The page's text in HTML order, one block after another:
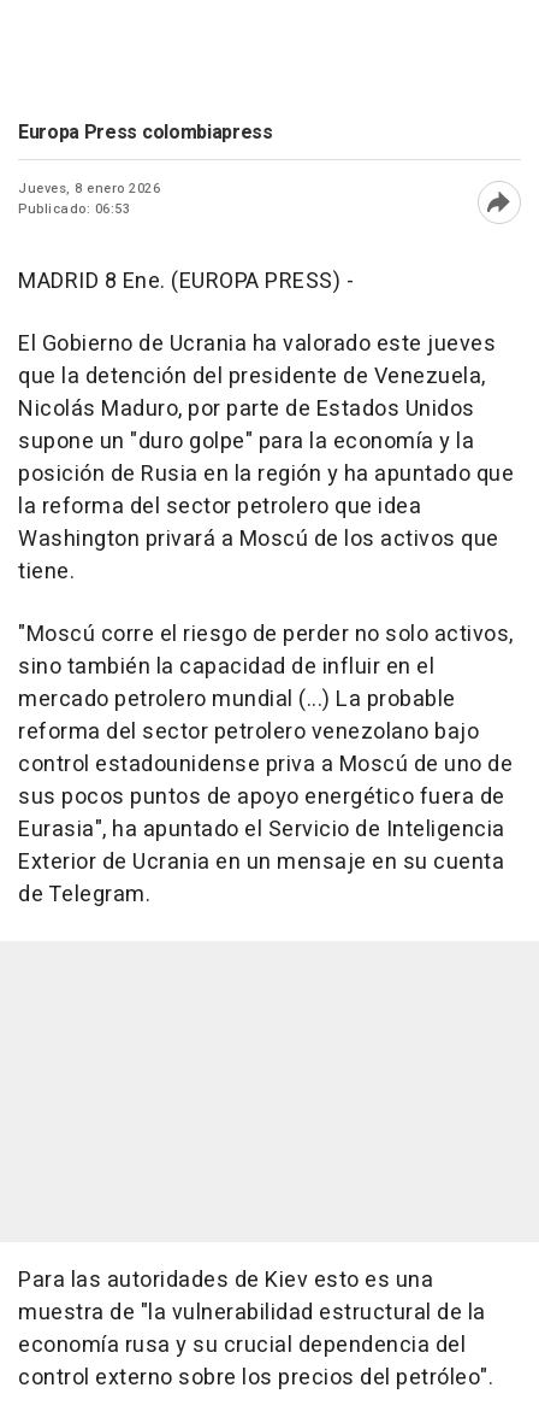
Europa Press colombiapress
Jueves, 8 enero 2026
Publicado: 06:53
MADRID 8 Ene. (EUROPA PRESS) -
El Gobierno de Ucrania ha valorado este jueves
que la detención del presidente de Venezuela,
Nicolás Maduro, por parte de Estados Unidos
supone un "duro golpe" para la economía y la
posición de Rusia en la región y ha apuntado que
la reforma del sector petrolero que idea
Washington privará a Moscú de los activos que
tiene.
"Moscú corre el riesgo de perder no solo activos,
sino también la capacidad de influir en el
mercado petrolero mundial (...) La probable
reforma del sector petrolero venezolano bajo
control estadounidense priva a Moscú de uno de
sus pocos puntos de apoyo energético fuera de
Eurasia", ha apuntado el Servicio de Inteligencia
Exterior de Ucrania en un mensaje en su cuenta
de Telegram.
Para las autoridades de Kiev esto es una
muestra de "la vulnerabilidad estructural de la
economía rusa y su crucial dependencia del
control externo sobre los precios del petróleo".